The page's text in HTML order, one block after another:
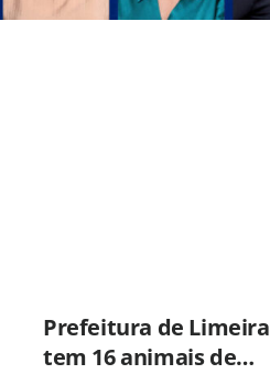
Prefeitura de Limeira
tem 16 animais de